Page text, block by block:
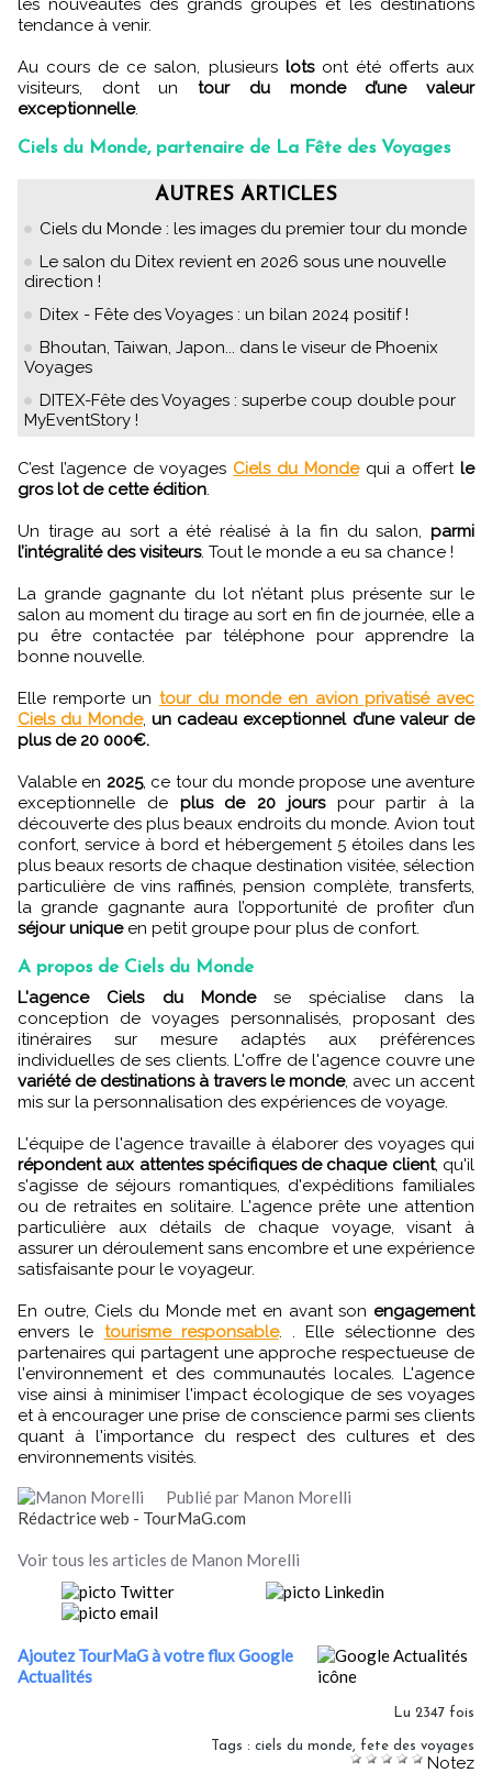
les nouveautés des grands groupes et les destinations
tendance à venir.
Au cours de ce salon, plusieurs lots ont été offerts aux
visiteurs, dont untour du monde d’une valeur
exceptionnelle.
Ciels du Monde, partenaire de La Fête des Voyages
AUTRES ARTICLES
Ciels du Monde : les images du premier tour du monde
Le salon du Ditex revient en 2026 sous une nouvelle
direction !
Ditex - Fête des Voyages : un bilan 2024 positif !
Bhoutan, Taiwan, Japon... dans le viseur de Phoenix
Voyages
DITEX-Fête des Voyages : superbe coup double pour
MyEventStory !
C’est l’agence de voyages Ciels du Mondequi a offertle
gros lot de cette édition.
Un tirage au sort a été réalisé à la fin du salon, parmi
l’intégralité des visiteurs. Tout le monde a eu sa chance !
La grande gagnante du lot n’étant plus présente sur le
salon au moment du tirage au sort en fin de journée, elle a
pu être contactée par téléphone pour apprendre la
bonne nouvelle.
Elle remporte un tour du monde en avion privatisé avec
Ciels du Monde, un cadeau exceptionnel d’une valeur de
plus de 20 000€.
Valable en 2025, ce tour du monde propose une aventure
exceptionnelle de plus de 20 jourspour partir à la
découverte des plus beaux endroits du monde. Avion tout
confort, service à bord et hébergement 5 étoiles dans les
plus beaux resorts de chaque destination visitée, sélection
particulière de vins raffinés, pension complète, transferts,
la grande gagnante aura l’opportunité de profiter d’un
séjour uniqueen petit groupe pour plus de confort.
A propos de Ciels du Monde
L'agence Ciels du Mondese spécialise dans la
conception de voyages personnalisés, proposant des
itinéraires sur mesure adaptés aux préférences
individuelles de ses clients. L'offre de l'agence couvre une
variété de destinations à travers le monde, avec un accent
mis sur la personnalisation des expériences de voyage.
L'équipe de l'agence travaille à élaborer des voyages qui
répondent aux attentes spécifiques de chaque client, qu'il
s'agisse de séjours romantiques, d'expéditions familiales
ou de retraites en solitaire. L'agence prête une attention
particulière aux détails de chaque voyage, visant à
assurer un déroulement sans encombre et une expérience
satisfaisante pour le voyageur.
En outre, Ciels du Monde met en avant son engagement
envers le tourisme responsable. . Elle sélectionne des
partenaires qui partagent une approche respectueuse de
l'environnement et des communautés locales. L'agence
vise ainsi à minimiser l'impact écologique de ses voyages
et à encourager une prise de conscience parmi ses clients
quant à l'importance du respect des cultures et des
environnements visités.
Publié par Manon Morelli
Rédactrice web - TourMaG.com
Voir tous les articles de Manon Morelli
Ajoutez TourMaG à votre flux Google
Actualités
Lu 2347 fois
Tags : ciels du monde, fete des voyages
Notez